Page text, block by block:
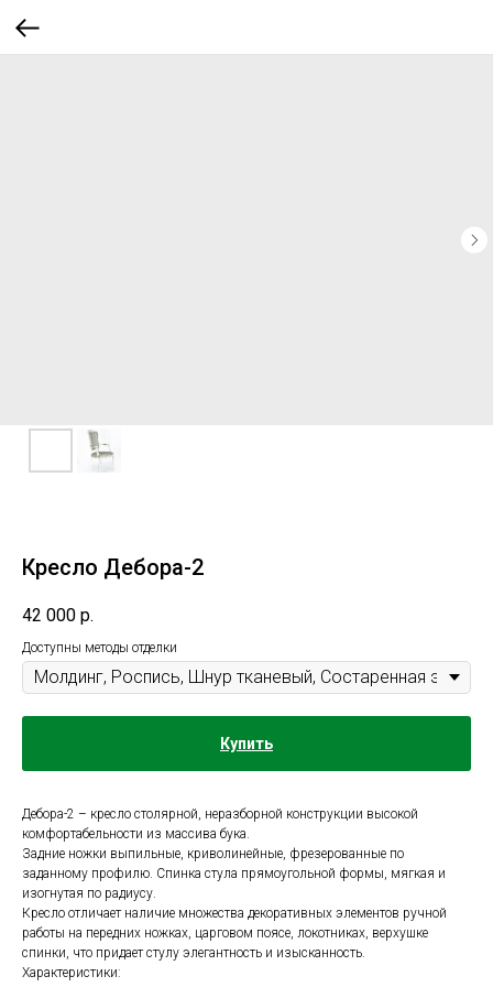
Кресло Дебора-2
42 000 р.
Доступны методы отделки
Купить
Дебора-2 – кресло столярной, неразборной конструкции высокой
комфортабельности из массива бука.
Задние ножки выпильные, криволинейные, фрезерованные по
заданному профилю. Спинка стула прямоугольной формы, мягкая и
изогнутая по радиусу.
Кресло отличает наличие множества декоративных элементов ручной
работы на передних ножках, царговом поясе, локотниках, верхушке
спинки, что придает стулу элегантность и изысканность.
Характеристики: